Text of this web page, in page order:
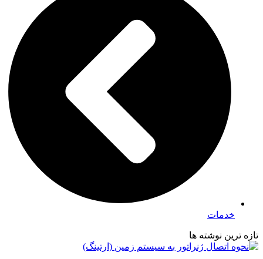
خدمات
تازه ترین نوشته ها